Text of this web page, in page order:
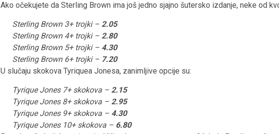
Ako očekujete da Sterling Brown ima još jedno sjajno šutersko izdanje, neke od
Sterling Brown 3+ trojki – 2.05
Sterling Brown 4+ trojki – 2.80
Sterling Brown 5+ trojki – 4.30
Sterling Brown 6+ trojki – 7.20
U slučaju skokova Tyriquea Jonesa, zanimljive opcije su:
Tyrique Jones 7+ skokova – 2.15
Tyrique Jones 8+ skokova – 2.95
Tyrique Jones 9+ skokova – 4.30
Tyrique Jones 10+ skokova – 6.80